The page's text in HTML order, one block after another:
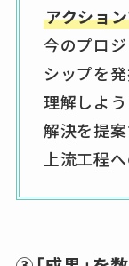
アクショ
今のプロ
シップを
理解しよう
解決を提案
上流工程